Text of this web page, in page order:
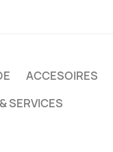
ACCESOIRES
SERVICES